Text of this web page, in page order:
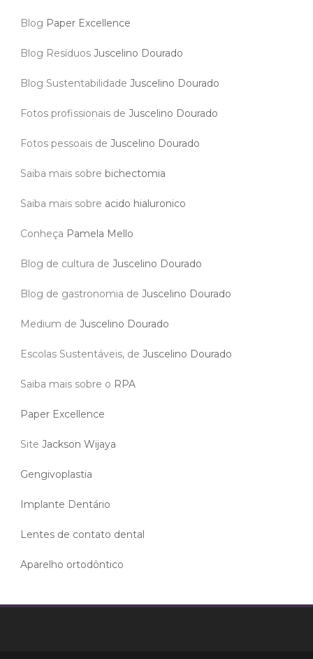
Blog Paper Excellence
Blog Resíduos Juscelino Dourado
Blog Sustentabilidade Juscelino Dourado
Fotos profissionais de Juscelino Dourado
Fotos pessoais de Juscelino Dourado
Saiba mais sobre bichectomia
Saiba mais sobre acido hialuronico
Conheça Pamela Mello
Blog de cultura de Juscelino Dourado
Blog de gastronomia de Juscelino Dourado
Medium de Juscelino Dourado
Escolas Sustentáveis, de Juscelino Dourado
Saiba mais sobre o RPA
Paper Excellence
Site Jackson Wijaya
Gengivoplastia
Implante Dentário
Lentes de contato dental
Aparelho ortodôntico